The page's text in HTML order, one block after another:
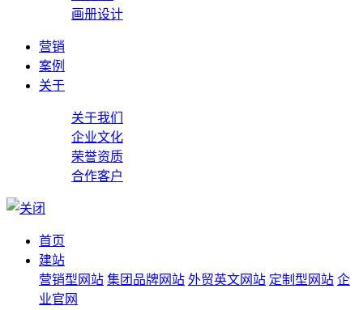
画册设计
营销
案例
关于
关于我们
企业文化
荣誉资质
合作客户
首页
建站
营销型网站 集团品牌网站 外贸英文网站 定制型网站 企
业官网